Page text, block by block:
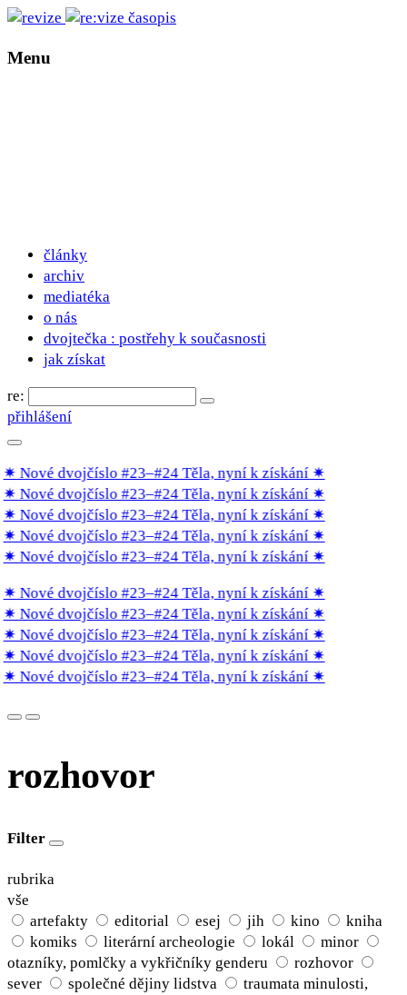
Menu
články
archiv
mediatéka
o nás
dvojtečka : postřehy k současnosti
jak získat
re:
přihlášení
Nové dvojčíslo #23–#24 Těla, nyní k získání✷
Nové dvojčíslo #23–#24 Těla, nyní k získání✷
Nové dvojčíslo #23–#24 Těla, nyní k získání✷
Nové dvojčíslo #23–#24 Těla, nyní k získání✷
Nové dvojčíslo #23–#24 Těla, nyní k získání✷
Nové dvojčíslo #23–#24 Těla, nyní k získání✷
Nové dvojčíslo #23–#24 Těla, nyní k získání✷
Nové dvojčíslo #23–#24 Těla, nyní k získání✷
Nové dvojčíslo #23–#24 Těla, nyní k získání✷
Nové dvojčíslo #23–#24 Těla, nyní k získání✷
rozhovor
Filter
rubrika
vše
artefakty
editorial esej jih kino
kniha
komiks
literární archeologie lokál
minor
otazníky, pomlčky a vykřičníky genderu
rozhovor
sever
společné dějiny lidstva
traumata minulosti,